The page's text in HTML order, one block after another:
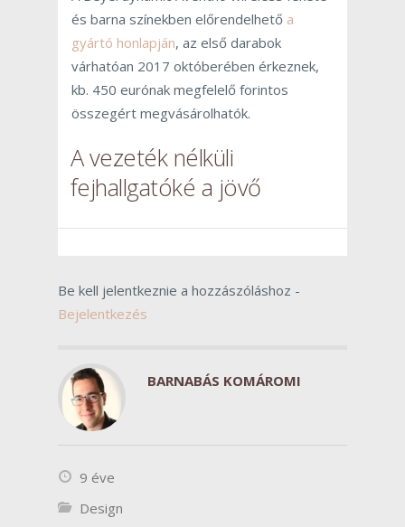
és barna színekben előrendelhető a
gyártó honlapján, az első darabok
várhatóan 2017 októberében érkeznek,
kb. 450 eurónak megfelelő forintos
összegért megvásárolhatók.
A vezeték nélküli
fejhallgatóké a jövő
Be kell jelentkeznie a hozzászóláshoz -
Bejelentkezés
BARNABÁS KOMÁROMI
9 éve
Design